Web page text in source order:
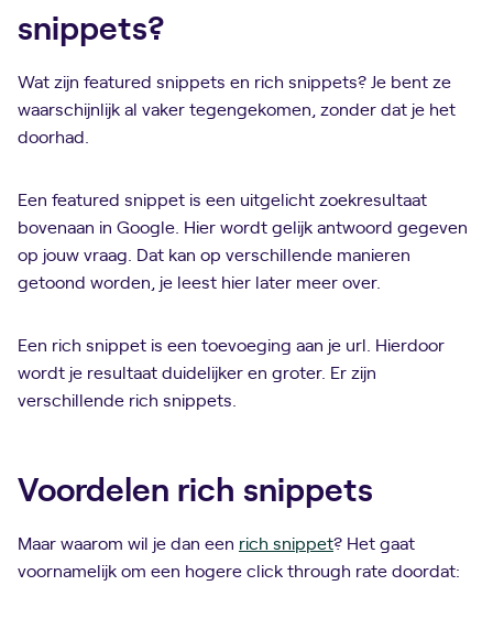
snippets?
Wat zijn featured snippets en rich snippets? Je bent ze
waarschijnlijk al vaker tegengekomen, zonder dat je het
doorhad.
Een featured snippet is een uitgelicht zoekresultaat
bovenaan in Google. Hier wordt gelijk antwoord gegeven
op jouw vraag. Dat kan op verschillende manieren
getoond worden, je leest hier later meer over.
Een rich snippet is een toevoeging aan je url. Hierdoor
wordt je resultaat duidelijker en groter. Er zijn
verschillende rich snippets.
Voordelen rich snippets
Maar waarom wil je dan een rich snippet? Het gaat
voornamelijk om een hogere click through rate doordat: